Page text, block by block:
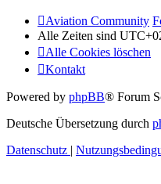
Aviation Community
Alle Zeiten sind
Alle Cookies löschen
Kontakt
Powered by phpBB® Forum
Deutsche Übersetzung durch
Datenschutz